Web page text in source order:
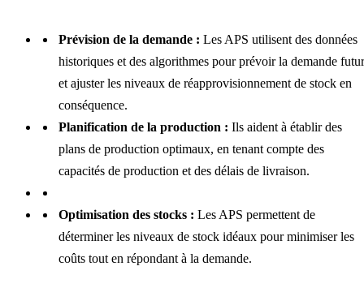
Prévision de la demande : Les APS utilisent des données
historiques et des algorithmes pour prévoir la demande
et ajuster les niveaux de réapprovisionnement de stock en
conséquence.
Planification de la production : Ils aident à établir des
plans de production optimaux, en tenant compte des
capacités de production et des délais de livraison.
Optimisation des stocks : Les APS permettent de
déterminer les niveaux de stock idéaux pour minimiser les
coûts tout en répondant à la demande.